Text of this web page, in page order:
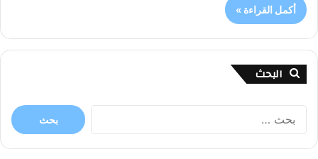
أكمل القراءة »
البحث
البحث
عن: